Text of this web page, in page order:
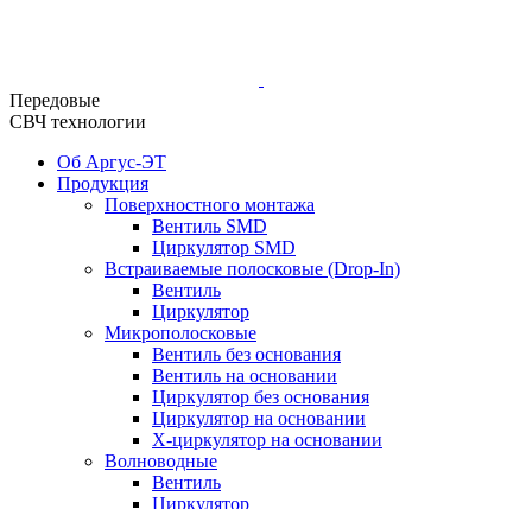
Передовые
СВЧ технологии
Об Аргус-ЭТ
Продукция
Поверхностного монтажа
Вентиль SMD
Циркулятор SMD
Встраиваемые полосковые (Drop-In)
Вентиль
Циркулятор
Микрополосковые
Вентиль без основания
Вентиль на основании
Циркулятор без основания
Циркулятор на основании
Х-циркулятор на основании
Волноводные
Вентиль
Циркулятор